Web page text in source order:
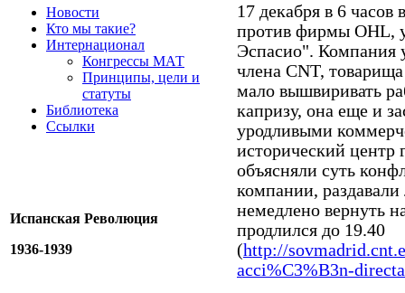
Новости
Кто мы такие?
Интернационал
Конгрессы МАТ
Принципы, цели и
статуты
Библиотека
Ссылки
Испанская Революция
1936-1939
17 декабря в 6
против фирмы OHL,
Эспасио". Компания
члена CNT,
мало вышвиривать
капризу, она еще и
уродливыми
исторический центр
объясняли суть
компании,
немедлено вернуть
продлился до 19.40
(http://
acci%C3%B3n-